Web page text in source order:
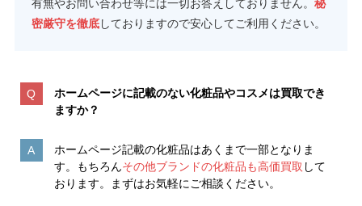
有無やお問い合わせ等には一切お答えしておりません。 秘
密厳守を徹底しておりますので安心してご利用ください。
ホームページに記載のない化粧品やコスメは買取でき
ますか？
ホームページ記載の化粧品はあくまで一部となりま
す。もちろんその他ブランドの化粧品も高価買取 して
おります。まずはお気軽にご相談ください。